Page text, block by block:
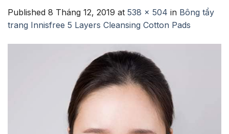
Published 8 Tháng 12, 2019 at 538 × 504 in Bông tẩy
trang Innisfree 5 Layers Cleansing Cotton Pads